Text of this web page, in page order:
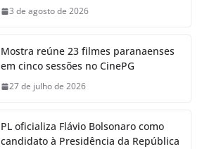
3 de agosto de 2026
Mostra reúne 23 filmes paranaenses
em cinco sessões no CinePG
27 de julho de 2026
PL oficializa Flávio Bolsonaro como
candidato à Presidência da República